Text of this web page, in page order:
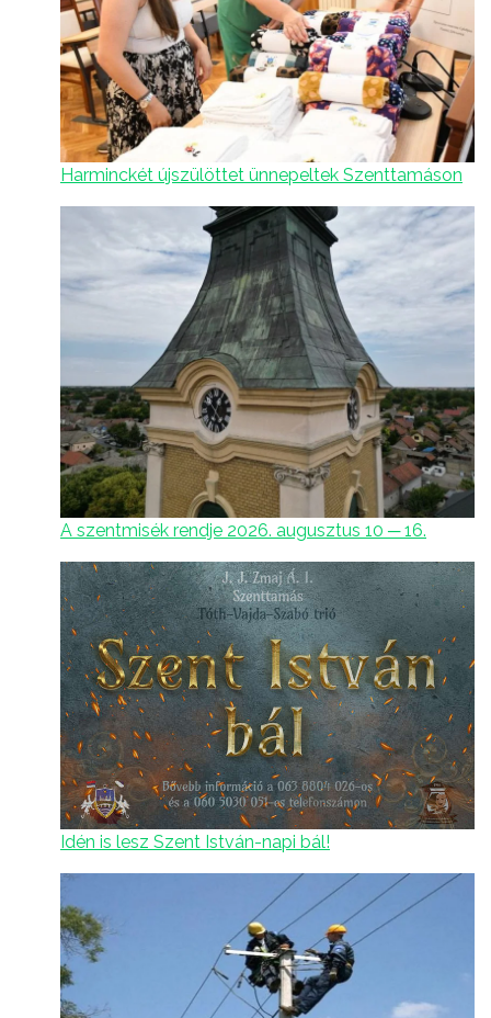
Harminckét újszülöttet ünnepeltek Szenttamáson
A szentmisék rendje 2026. augusztus 10 ─ 16.
Idén is lesz Szent István-napi bál!